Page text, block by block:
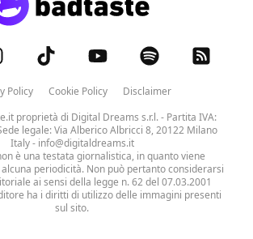
Policy Cookie Policy
Disclaimer
proprietà di Digital Dreams s.r.l.- Partita IVA:
legale: Via Alberico Albricci 8, 20122 Milano
Italy - info@digitaldreams.it
è una testata giornalistica, in quanto viene
periodicità. Non può pertanto considerarsi
ai sensi della legge n. 62 del 07.03.2001
ha i diritti di utilizzo delle immagini presenti
sul sito.